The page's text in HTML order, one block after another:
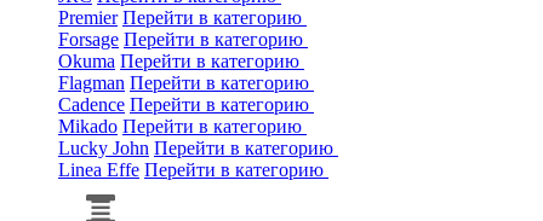
Premier Перейти в категорию
Forsage Перейти в категорию
Okuma Перейти в категорию
Flagman Перейти в категорию
Cadence Перейти в категорию
Mikado Перейти в категорию
Lucky John Перейти в категорию
Linea Effe Перейти в категорию